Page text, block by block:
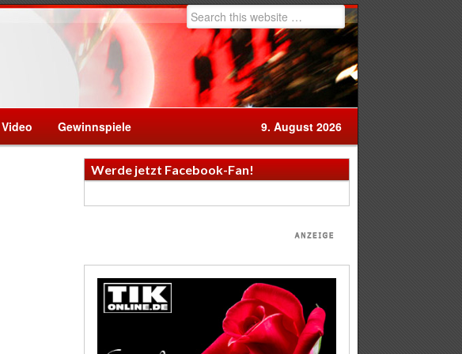
Video Gewinnspiele 9. August 2026
Werde jetzt Facebook-Fan!